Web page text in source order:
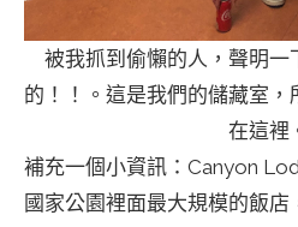
被我抓到偷懶的人，聲明
的！！。這是我們的儲藏室
在這裡
補充一個小資訊：Canyon
國家公園裡面最大規模的飯